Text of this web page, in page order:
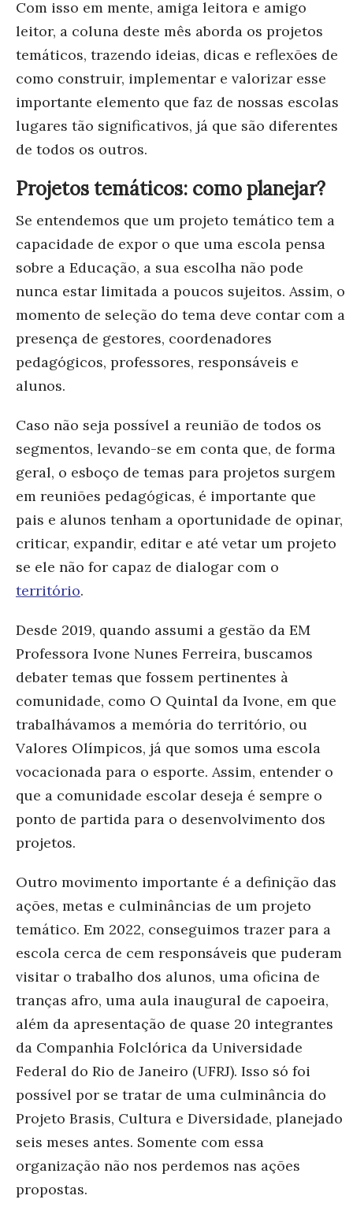
Com isso em mente, amiga leitora e amigo
leitor, a coluna deste mês aborda os projetos
temáticos, trazendo ideias, dicas e reflexões de
como construir, implementar e valorizar esse
importante elemento que faz de nossas escolas
lugares tão significativos, já que são diferentes
de todos os outros.
Projetos temáticos: como planejar?
Se entendemos que um projeto temático tem a
capacidade de expor o que uma escola pensa
sobre a Educação, a sua escolha não pode
nunca estar limitada a poucos sujeitos. Assim, o
momento de seleção do tema deve contar com a
presença de gestores, coordenadores
pedagógicos, professores, responsáveis e
alunos.
Caso não seja possível a reunião de todos os
segmentos, levando-se em conta que, de forma
geral, o esboço de temas para projetos surgem
em reuniões pedagógicas, é importante que
pais e alunos tenham a oportunidade de opinar,
criticar, expandir, editar e até vetar um projeto
se ele não for capaz de dialogar com o
território.
Desde 2019, quando assumi a gestão da EM
Professora Ivone Nunes Ferreira, buscamos
debater temas que fossem pertinentes à
comunidade, como O Quintal da Ivone, em que
trabalhávamos a memória do território, ou
Valores Olímpicos, já que somos uma escola
vocacionada para o esporte. Assim, entender o
que a comunidade escolar deseja é sempre o
ponto de partida para o desenvolvimento dos
projetos.
Outro movimento importante é a definição das
ações, metas e culminâncias de um projeto
temático. Em 2022, conseguimos trazer para a
escola cerca de cem responsáveis que puderam
visitar o trabalho dos alunos, uma oficina de
tranças afro, uma aula inaugural de capoeira,
além da apresentação de quase 20 integrantes
da Companhia Folclórica da Universidade
Federal do Rio de Janeiro (UFRJ). Isso só foi
possível por se tratar de uma culminância do
Projeto Brasis, Cultura e Diversidade, planejado
seis meses antes. Somente com essa
organização não nos perdemos nas ações
propostas.